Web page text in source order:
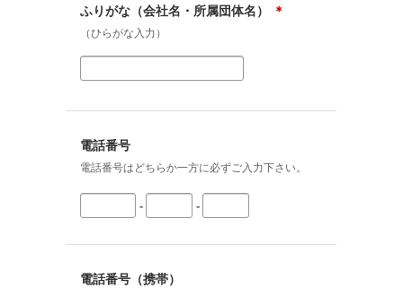
ふりがな（会社名・所属団体名） ＊
（ひらがな入力）
電話番号
電話番号はどちらか一方に必ずご入力下さい。
- -
電話番号（携帯）